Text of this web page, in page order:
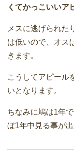
くてかっこいいア
メスに逃げられた
は低いので、オス
きます。
こうしてアピール
いとなります。
ちなみに鳩は1年
ぼ1年中見る事が出